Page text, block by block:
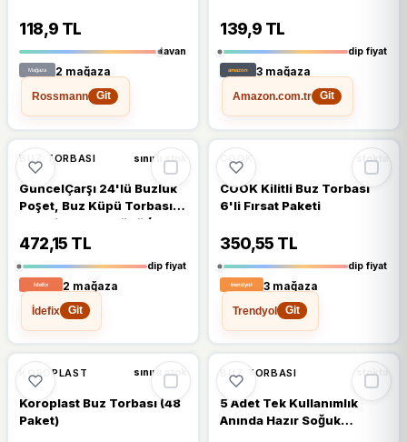
118,9 TL
tavan
2 mağaza
Rossmann
Git
139,9 TL
dip fiyat
3 mağaza
Amazon.com.tr
Git
%34 DÜŞTÜ
BUZ TORBASI sınırlı stok
GüncelÇarşı 24'lü Buzluk
Poşet, Buz Küpü Torbası
Poşeti, 24 Buz Küpü (10'lu
Paket)
472,15 TL
dip fiyat
2 mağaza
İdefix
Git
%32 DÜŞTÜ
COOK stokta
COOK Kilitli Buz Torbası
6'li Fırsat Paketi
350,55 TL
dip fiyat
3 mağaza
Trendyol
Git
%15
KOROPLAST sınırlı stok
Koroplast Buz Torbası (48
Paket)
%12
BUZ TORBASI stokta
5 Adet Tek Kullanımlık
Anında Hazır Soğuk